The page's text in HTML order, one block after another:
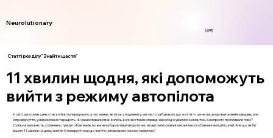
Neurolutionary
Login
Статті розділу "Знайти щастя"
11 хвилин щодня, які допоможуть
вийти з режиму автопілота
У світі, де кожен день стає копією попереднього, а час минає, як пісок у годиннику, ми часто забуваємо, що життя — це не лише про виконання завдань, але
й про відчуття, усвідомлення та радість. Чи замислювалися ви колись, коли востаннє справді насолоджувалися моментом, а не просто пропливали повз?
Сучасна реальність, сповнена стресів і обов'язків, може незабаром перетворити нас на автоматизовані механізми, позбавлені емоцій і цілей. Але що, якби
всього 11 хвилин на день змогли б повернути нас до життя, наповненого сенсом і енергією?